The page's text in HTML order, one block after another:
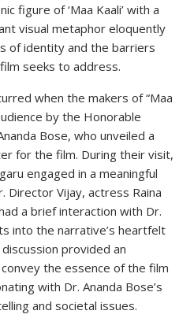
figure of ‘Maa Kaali’ with a
visual metaphor eloquently
of identity and the barriers
seeks to address.
when the makers of “Maa
by the Honorable
Bose, who unveiled a
for the film. During their visit,
engaged in a meaningful
Director Vijay, actress Raina
a brief interaction with Dr.
into the narrative’s heartfelt
provided an
the essence of the film
with Dr. Ananda Bose’s
and societal issues.